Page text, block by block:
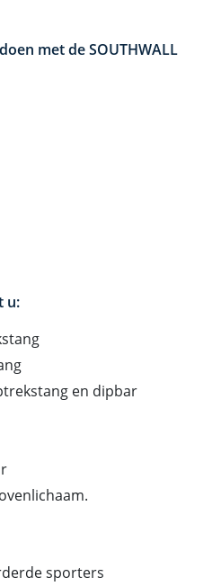
met de SOUTHWALL
u:
en dipbar
sporters